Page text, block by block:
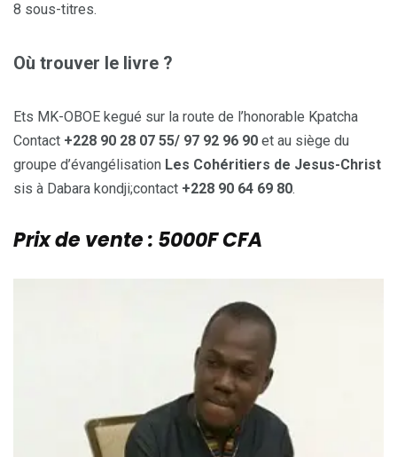
8 sous-titres.
Où trouver le livre ?
Ets MK-OBOE kegué sur la route de l’honorable Kpatcha
Contact +228 90 28 07 55/ 97 92 96 90 et au siège du
groupe d’évangélisation Les Cohéritiers de Jesus-Christ
sis à Dabara kondji;contact +228 90 64 69 80.
Prix de vente : 5000F CFA